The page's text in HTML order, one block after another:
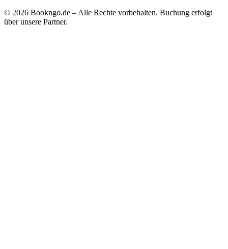
© 2026 Bookngo.de – Alle Rechte vorbehalten. Buchung erfolgt
über unsere Partner.